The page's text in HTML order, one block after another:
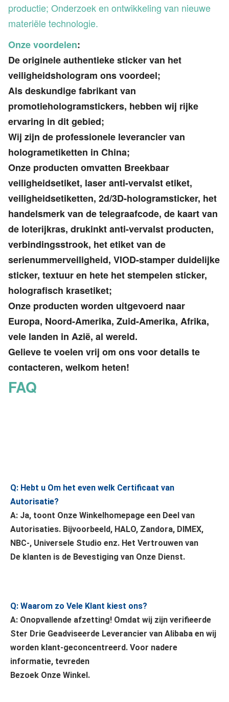
productie; Onderzoek en ontwikkeling van nieuwe
materiële technologie.
Onze voordelen:
De originele authentieke sticker van het
veiligheidshologram ons voordeel;
Als deskundige fabrikant van
promotiehologramstickers, hebben wij rijke
ervaring in dit gebied;
Wij zijn de professionele leverancier van
hologrametiketten in China;
Onze producten omvatten Breekbaar
veiligheidsetiket, laser anti-vervalst etiket,
veiligheidsetiketten, 2d/3D-hologramsticker, het
handelsmerk van de telegraafcode, de kaart van
de loterijkras, drukinkt anti-vervalst producten,
verbindingsstrook, het etiket van de
serienummerveiligheid, VIOD-stamper duidelijke
sticker, textuur en hete het stempelen sticker,
holografisch krasetiket;
Onze producten worden uitgevoerd naar
Europa, Noord-Amerika, Zuid-Amerika, Afrika,
vele landen in Azië, al wereld.
Gelieve te voelen vrij om ons voor details te
contacteren, welkom heten!
FAQ
Q: Hebt u Om het even welk Certificaat van
Autorisatie?
A: Ja, toont Onze Winkelhomepage een Deel van
Autorisaties. Bijvoorbeeld, HALO, Zandora, DIMEX,
NBC-, Universele Studio enz. Het Vertrouwen van
De klanten is de Bevestiging van Onze Dienst.
Q: Waarom zo Vele Klant kiest ons?
A: Onopvallende afzetting! Omdat wij zijn verifieerde
Ster Drie Geadviseerde Leverancier van Alibaba en wij
worden klant-geconcentreerd. Voor nadere
informatie, tevreden
Bezoek Onze Winkel.